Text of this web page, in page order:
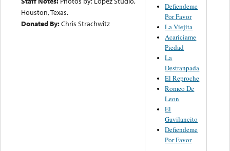
Houston, Texas.
Donated By:Chris Strachwitz
Defiendeme
Por Favor
La Viejita
Acariciame
Piedad
La
Destranpada
El Reproche
Romeo De
Leon
El
Gavilancito
Defiendeme
Por Favor